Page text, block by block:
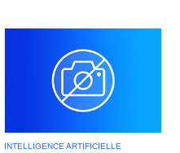
INTELLIGENCE ARTIFICIELLE